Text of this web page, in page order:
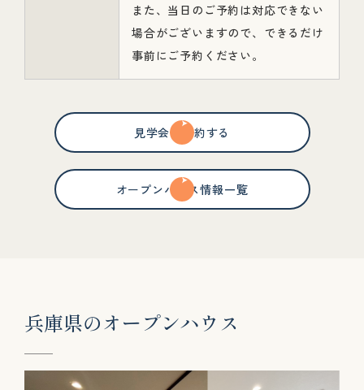
また、当日のご予約は対応できない
場合がございますので、できるだけ
事前にご予約ください。
見学会を予約する
オープンハウス情報一覧
兵庫県のオープンハウ ス